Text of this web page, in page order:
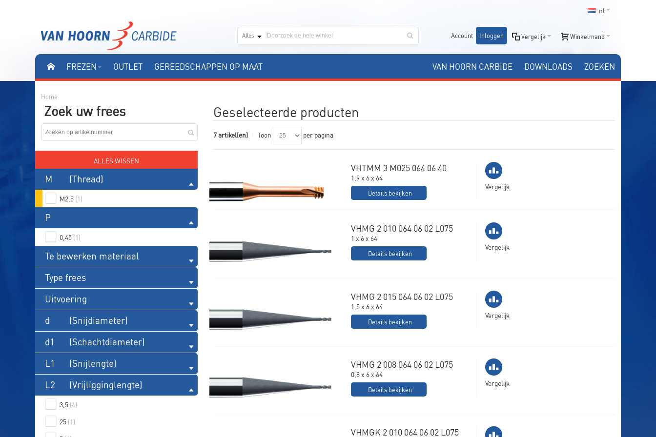
nl
Alles Winkelmand
Vergelijk
Account Inloggen
FREZEN OUTLET GEREEDSCHAPPEN OP MAAT ZOEKEN
DOWNLOADS
VAN HOORN CARBIDE
Home
Geselecteerde producten
7 artikel(en) Toon per pagina
VHTMM 3 M025 064 06 40
1,9 x 6 x 64
Details bekijken
Vergelijk
VHMG 2 010 064 06 02 L075
1 x 6 x 64
Details bekijken
Vergelijk
VHMG 2 015 064 06 02 L075
1,5 x 6 x 64
Details bekijken
Vergelijk
VHMG 2 008 064 06 02 L075
0,8 x 6 x 64
Details bekijken
Vergelijk
VHMGK 2 010 064 06 02 L075
Zoek uw frees
ALLES WISSEN
M (Thread)
M2,5 (1)
P
0,45 (1)
Te bewerken materiaal
Type frees
Uitvoering
d
(Snijdiameter)
d1
(Schachtdiameter)
L1
(Snijlengte)
L2
(Vrijligginglengte)
3,5 (4)
25 (1)